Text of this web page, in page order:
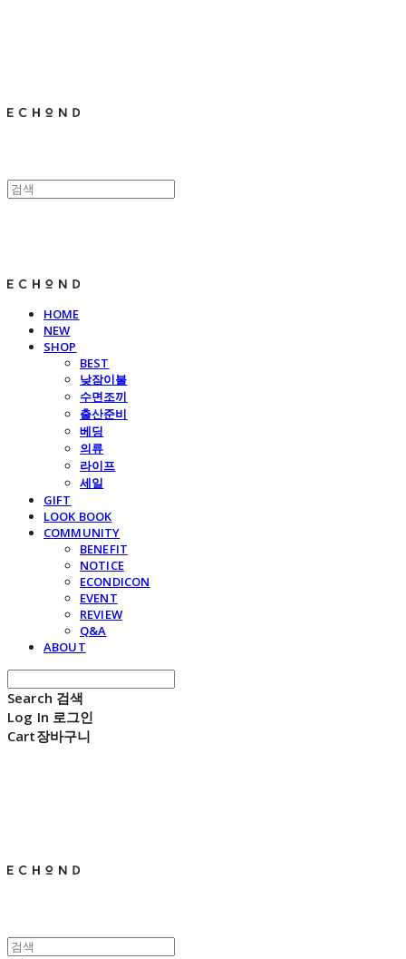
HOME
NEW
SHOP
BEST
낮잠이불
수면조끼
출산준비
베딩
의류
라이프
세일
GIFT
LOOK BOOK
COMMUNITY
BENEFIT
NOTICE
ECONDICON
EVENT
REVIEW
Q&A
ABOUT
Search 검색
Log In 로그인
Cart장바구니